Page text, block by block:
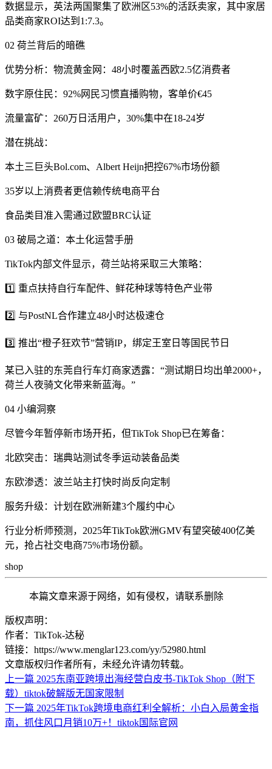
数据显示，英法两国聚集了欧洲区53%的活跃卖家，其中家居
品类商家ROI达到1:7.3。
02 荷兰背后的暗礁
优势分析：物流黄金网：48小时覆盖西欧2.5亿消费者
数字原住民：92%网民习惯直播购物，客单价€45
流量富矿：260万日活用户，30%集中在18-24岁
潜在挑战：
本土三巨头Bol.com、Albert Heijn把控67%市场份额
35岁以上消费者更信赖传统电商平台
食品类目准入需通过欧盟BRC认证
03 破局之道：本土化运营手册
TikTok内部文件显示，荷兰站将采取三大策略：
1️⃣ 重点扶持自行车配件、鲜花种球等特色产业带
2️⃣ 与PostNL合作建立48小时达极速仓
3️⃣ 推出“橙子狂欢节”营销IP，绑定王室日等国民节日
某已入驻的东莞自行车灯商家透露：“测试期日均出单2000+，
荷兰人夜骑文化带来新蓝海。”
04 小编洞察
尽管今年暂停新市场开拓，但TikTok Shop已在筹备：
北欧突击：瑞典站测试冬季运动装备品类
东欧渗透：波兰站主打快时尚反向定制
服务升级：计划在欧洲新建3个履约中心
行业分析师预测，2025年TikTok欧洲GMV有望突破400亿美
元，抢占社交电商75%市场份额。
shop
本篇文章来源于网络，如有侵权，请联系删除
版权声明：
作者：TikTok-达秘
链接：https://www.menglar123.com/yy/52980.html
文章版权归作者所有，未经允许请勿转载。
上一篇 2025东南亚跨境出海经营白皮书-TikTok Shop（附下
载）tiktok破解版无国家限制
下一篇 2025年TikTok跨境电商红利全解析：小白入局黄金指
南，抓住风口月销10万+！tiktok国际官网